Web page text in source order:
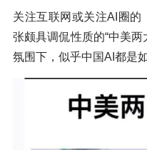
关注互联网或关注AI圈
张颇具调侃性质的“中美
氛围下，似乎中国AI都是